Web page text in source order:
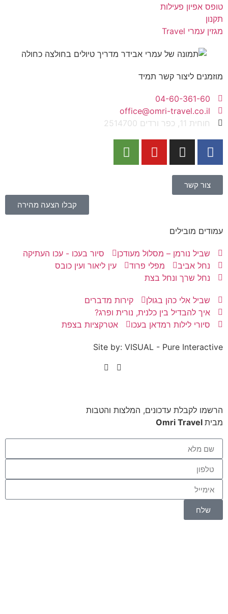
טופס אפיון פעילות
תקנון
מגזין עמרי Travel
מוזמנים ליצור קשר תמיד
04-60-361-60
office@omri-travel.co.il
חוחית 11, כפר ורדים 2514700
צור קשר
קבלו הצעה מהירה
עמודים מובילים
שביל נורמן – מסלול מעודכן
סיור בעכו - עכו העתיקה
נחל אביב
מפלי פרוד
עין ליאור ועין כובס
נחל שרך ונחל בצת
שביל אלי כהן בגולן
קירות מדברים
איך להבדיל בין כלנית, נורית ופרג?
סיורי לילות רמדאן בעכו
אטרקציות בצפת
Site by: VISUAL - Pure Interactive
הרשמו לקבלת עדכונים, המלצות והטבות
מבית
שלח